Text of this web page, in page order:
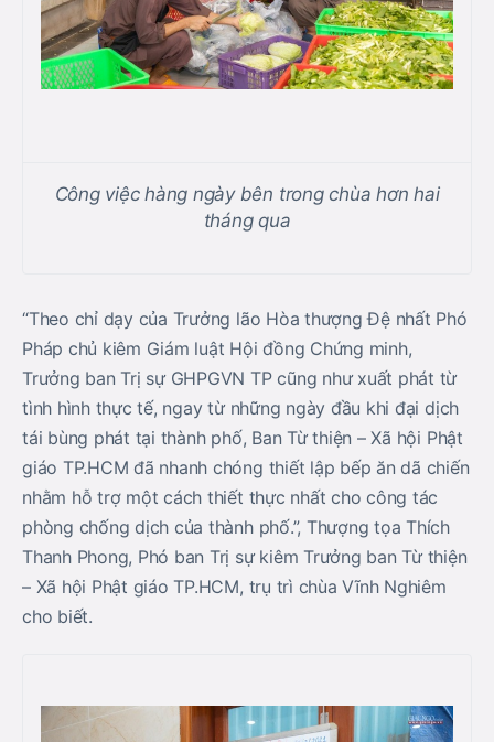
Công việc hàng ngày bên trong chùa hơn hai
tháng qua
“Theo chỉ dạy của Trưởng lão Hòa thượng Đệ nhất Phó
Pháp chủ kiêm Giám luật Hội đồng Chứng minh,
Trưởng ban Trị sự GHPGVN TP cũng như xuất phát từ
tình hình thực tế, ngay từ những ngày đầu khi đại dịch
tái bùng phát tại thành phố, Ban Từ thiện – Xã hội Phật
giáo TP.HCM đã nhanh chóng thiết lập bếp ăn dã chiến
nhằm hỗ trợ một cách thiết thực nhất cho công tác
phòng chống dịch của thành phố.”, Thượng tọa Thích
Thanh Phong, Phó ban Trị sự kiêm Trưởng ban Từ thiện
– Xã hội Phật giáo TP.HCM, trụ trì chùa Vĩnh Nghiêm
cho biết.